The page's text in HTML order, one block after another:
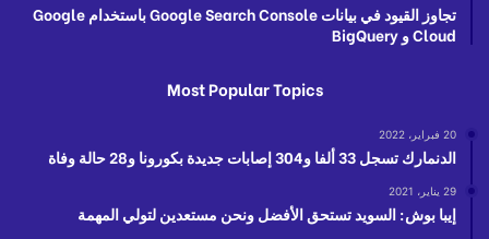
تجاوز القيود في بيانات Google Search Console باستخدام Google
Cloud و BigQuery
Most Popular Topics
20 فبراير، 2022
الدنمارك تسجل 33 ألفا و304 إصابات جديدة بكورونا و28 حالة وفاة
29 يناير، 2021
إيبا بوش: السويد تستحق الأفضل ونحن مستعدين لتولي المهمة